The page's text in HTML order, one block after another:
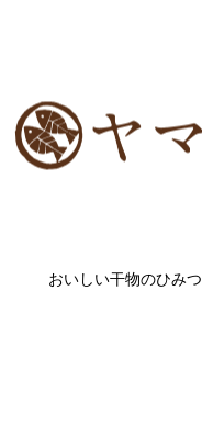
おいしい干物のひみつ